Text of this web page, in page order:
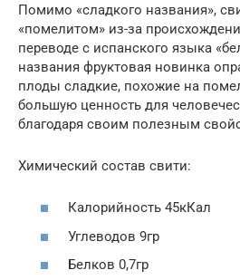
Помимо «сладкого названия»,
«помелитом» из-за
переводе с испанского языка
названия фруктовая новинка
плоды сладкие, похожие на
большую ценность для
благодаря своим полезным
Химический состав свити:
Калорийность 45кКал
Углеводов 9гр
Белков 0,7гр